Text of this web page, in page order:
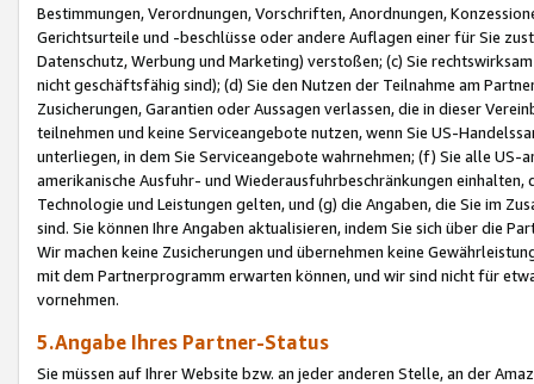
Bestimmungen, Verordnungen, Vorschriften, Anordnungen,
Gerichtsurteile und -beschlüsse oder andere Auflagen einer für Sie
Datenschutz, Werbung und Marketing) verstoßen; (c) Sie
nicht geschäftsfähig sind); (d) Sie den Nutzen der Teilnahme am
Zusicherungen, Garantien oder Aussagen verlassen, die in dieser
teilnehmen und keine Serviceangebote nutzen, wenn Sie US-
unterliegen, in dem Sie Serviceangebote wahrnehmen; (f) Sie alle
amerikanische Ausfuhr- und Wiederausfuhrbeschränkungen
Technologie und Leistungen gelten, und (g) die Angaben, die Sie im
sind. Sie können Ihre Angaben aktualisieren, indem Sie sich über die
Wir machen keine Zusicherungen und übernehmen keine
mit dem Partnerprogramm erwarten können, und wir sind nicht für
vornehmen.
5.Angabe Ihres Partner-Status
Sie müssen auf Ihrer Website bzw. an jeder anderen Stelle, an der